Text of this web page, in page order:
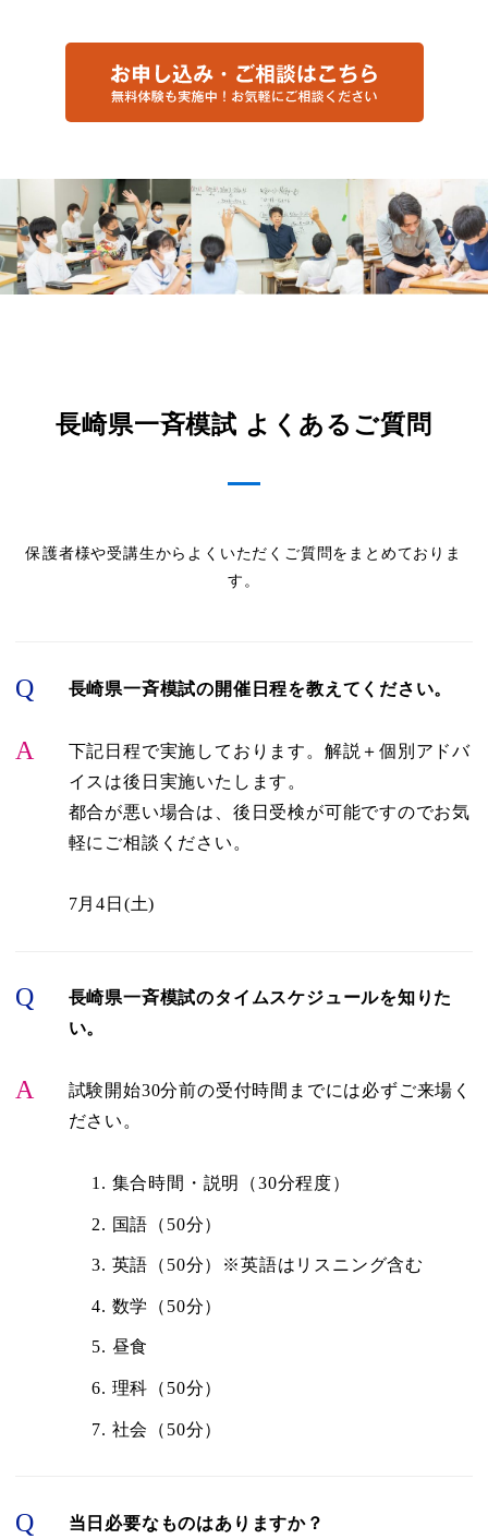
長崎県一斉模試 よくあるご質問
保護者様や受講生からよくいただくご質問をまとめておりま
す。
Q 長崎県一斉模試の開催日程を教えてください。
A
下記日程で実施しております。解説＋個別アドバ
イスは後日実施いたします。
都合が悪い場合は、後日受検が可能ですのでお気
軽にご相談ください。
7月4日(土)
Q
長崎県一斉模試のタイムスケジュールを知りた
い。
A
試験開始30分前の受付時間までには必ずご来場く
ださい。
集合時間・説明（30分程度）
国語（50分）
英語（50分）※英語はリスニング含む
数学（50分）
昼食
理科（50分）
社会（50分）
Q 当日必要なものはありますか？